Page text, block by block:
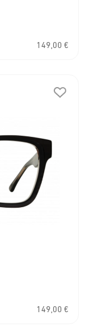
149,00 €
149,00 €